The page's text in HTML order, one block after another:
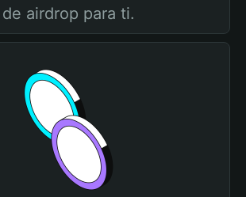
de airdrop para ti.